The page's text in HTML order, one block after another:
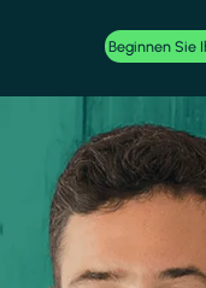
Beginnen Sie